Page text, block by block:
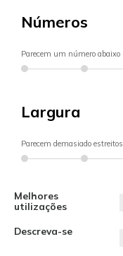
Números
Parecem um número abaixo
Largura
Parecem demasiado estreitos
Melhores
utilizações
Descreva-se